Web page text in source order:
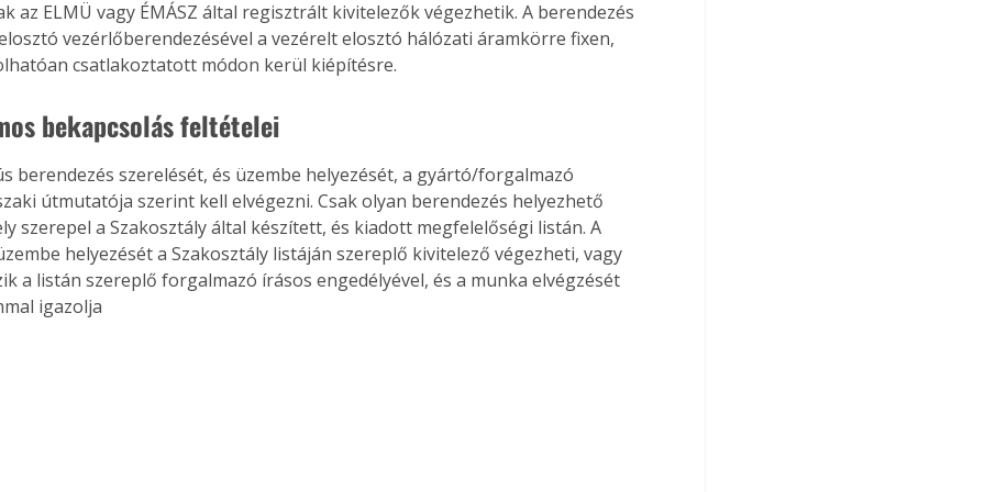
az ELMÜ vagy ÉMÁSZ által regisztrált kivitelezők végezhetik. A berendezés
vezérlőberendezésével a vezérelt elosztó hálózati áramkörre fixen,
csatlakoztatott módon kerül kiépítésre.
bekapcsolás feltételei
berendezés szerelését, és üzembe helyezését, a gyártó/forgalmazó
útmutatója szerint kell elvégezni. Csak olyan berendezés helyezhető
szerepel a Szakosztály által készített, és kiadott megfelelőségi listán. A
helyezését a Szakosztály listáján szereplő kivitelező végezheti, vagy
a listán szereplő forgalmazó írásos engedélyével, és a munka elvégzését
igazolja